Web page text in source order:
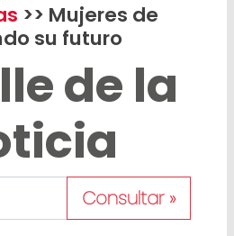
>> Mujeres de
su futuro
de la
Consultar »